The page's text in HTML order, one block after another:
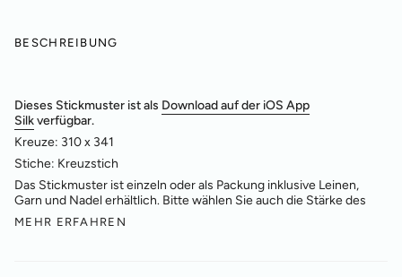
BESCHREIBUNG
Dieses Stickmuster ist als Download auf der iOS App
Silkverfügbar.
Kreuze: 310 x 341
Stiche: Kreuzstich
Das Stickmuster ist einzeln oder als Packung inklusive Leinen,
Garn und Nadel erhältlich. Bitte wählen Sie auch die Stärke des
MEHR ERFAHREN